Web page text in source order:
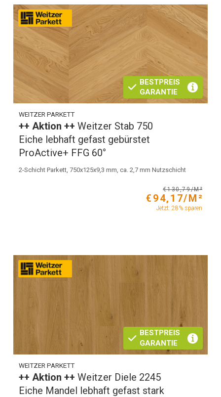
BESTPREIS
GARANTIE
WEITZER PARKETT
++ Aktion ++Weitzer Stab 750
Eiche lebhaft gefast gebürstet
ProActive+ FFG 60°
2-Schicht Parkett, 750x125x9,3 mm, ca. 2,7 mm Nutzschicht
€130,79/M²
€94,17/M²
Jetzt: 28% sparen
BESTPREIS
GARANTIE
WEITZER PARKETT
++ Aktion ++Weitzer Diele 2245
Eiche Mandel lebhaft gefast stark